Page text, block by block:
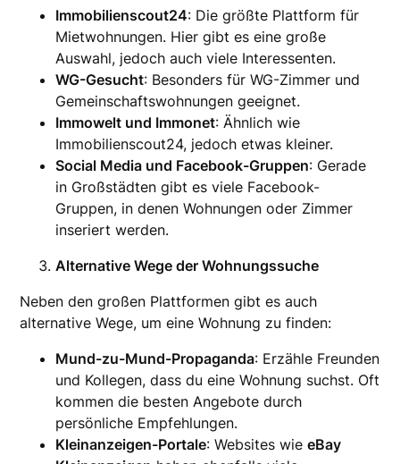
Immobilienscout24: Die größte Plattform für
Mietwohnungen. Hier gibt es eine große
Auswahl, jedoch auch viele Interessenten.
WG-Gesucht: Besonders für WG-Zimmer und
Gemeinschaftswohnungen geeignet.
Immowelt und Immonet: Ähnlich wie
Immobilienscout24, jedoch etwas kleiner.
Social Media und Facebook-Gruppen: Gerade
in Großstädten gibt es viele Facebook-
Gruppen, in denen Wohnungen oder Zimmer
inseriert werden.
Alternative Wege der Wohnungssuche
Neben den großen Plattformen gibt es auch
alternative Wege, um eine Wohnung zu finden:
Mund-zu-Mund-Propaganda: Erzähle Freunden
und Kollegen, dass du eine Wohnung suchst. Oft
kommen die besten Angebote durch
persönliche Empfehlungen.
Kleinanzeigen-Portale: Websites wieeBay